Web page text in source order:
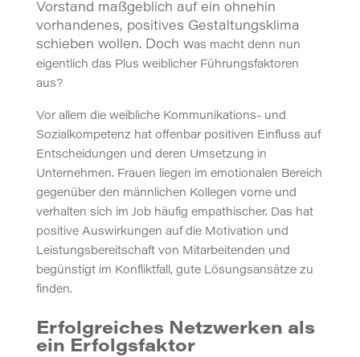
Vorstand maßgeblich auf ein ohnehin
vorhandenes, positives Gestaltungsklima
schieben wollen. Doch was macht denn nun
eigentlich das Plus weiblicher Führungsfaktoren
aus?
Vor allem die weibliche Kommunikations- und
Sozialkompetenz hat offenbar positiven Einfluss auf
Entscheidungen und deren Umsetzung in
Unternehmen. Frauen liegen im emotionalen Bereich
gegenüber den männlichen Kollegen vorne und
verhalten sich im Job häufig empathischer. Das hat
positive Auswirkungen auf die Motivation und
Leistungsbereitschaft von Mitarbeitenden und
begünstigt im Konfliktfall, gute Lösungsansätze zu
finden.
Erfolgreiches Netzwerken als
ein Erfolgsfaktor